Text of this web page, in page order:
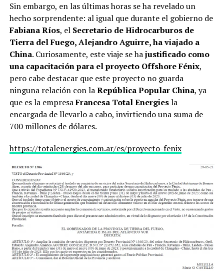
Sin embargo, en las últimas horas se ha revelado un
hecho sorprendente: al igual que durante el gobierno de
Fabiana Ríos, el Secretario de Hidrocarburos de
Tierra del Fuego, Alejandro Aguirre, ha viajado a
China. Curiosamente, este viaje se hajustificado como
una capacitación para el proyecto Offshore Fénix,
pero cabe destacar que este proyecto no guarda
ninguna relación con laRepública Popular China, ya
que es la empresaFrancesa Total Energiesla
encargada de llevarlo a cabo, invirtiendo una suma de
700 millones de dólares.
https://totalenergies.com.ar/es/proyecto-fenix